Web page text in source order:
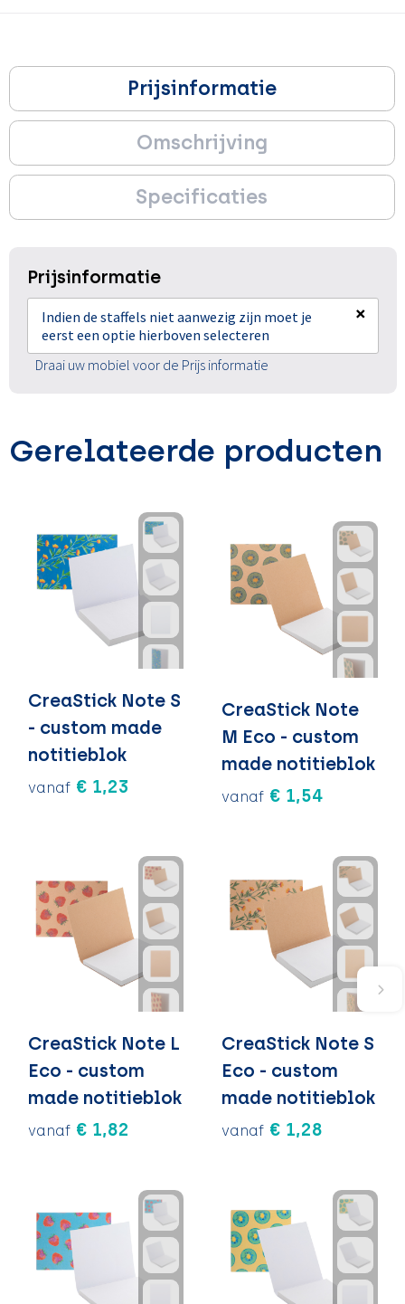
Prijsinformatie
Omschrijving
Specificaties
Prijsinformatie
Indien de staffels niet aanwezig zijn moet je
eerst een optie hierboven selecteren
×
Draai uw mobiel voor de Prijs informatie
Gerelateerde producten
CreaStick Note S
- custom made
notitieblok
vanaf € 1,23
CreaStick Note
M Eco - custom
made notitieblok
vanaf € 1,54
CreaStick Note L
Eco - custom
made notitieblok
vanaf € 1,82
CreaStick Note S
Eco - custom
made notitieblok
vanaf € 1,28